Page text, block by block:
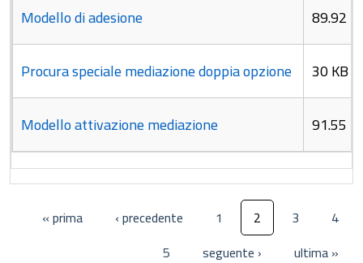
Modello di adesione 89.92
Procura speciale mediazione doppia opzione 30 KB
Modello attivazione mediazione 91.55
« prima ‹ precedente 1 2 3
4
5
seguente › ultima »